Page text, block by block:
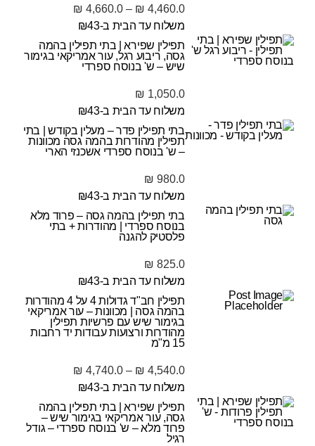
4,460.0
₪
–
4,660.0
₪
משלוח עד הבית ב-₪43
תפילין שפירא | בתי תפילין בהמה
גסה, ריבוע רגל, עור אמריקאי בגימור
שיש – ש' בנוסח ספרדי
1,050.0
₪
משלוח עד הבית ב-₪43
בתי תפילין פדר – מעלין בקודש | בתי
תפילין מהודרות בהמה גסה מכוונות
– ש' בנוסח ספרדי אשכנזי הארי
980.0
₪
משלוח עד הבית ב-₪43
בתי תפילין בהמה גסה – פרוד מלא
בנוסח ספרדי | מהודרות + בתי
פלסטיק להגנה
825.0
₪
משלוח עד הבית ב-₪43
תפילין חב"ד גדולות 4 על 4 מהודרות
בהמה גסה | מכוונות – עור אמריקאי
בגימור שיש עם פרשיות תפילין
מהודרות ורצועות עבודות יד רחבות
15 מ"מ
4,540.0
₪
–
4,740.0
₪
משלוח עד הבית ב-₪43
תפילין שפירא | בתי תפילין בהמה
גסה, עור אמריקאי בגימור שיש –
פרוד מלא – ש' בנוסח ספרדי – גודל
רגיל